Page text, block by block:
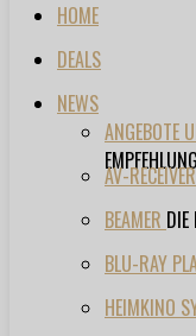
HOME
DEALS
NEWS
ANGEBOTE
AV-RECEIVER
BEAMER DIE
BLU-RAY
HEIMKINO